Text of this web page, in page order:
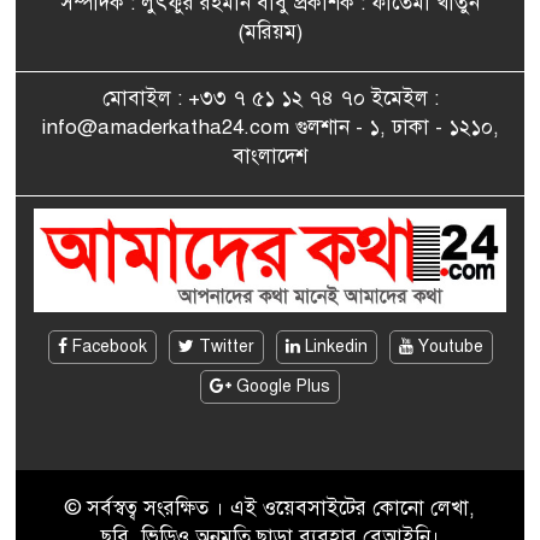
সাংবাদিকতায় কৃতিত্বের পুরস্কার
এমপি মমতাজ আলোকে
জেলা প্রবাসী এসোসিয়েশন’
বেদে সম্প্রদায় নিয়ে প্যারিসে
তথ্য-চলচ্চিত্র “ভাসমান জীবন”
(মরিয়ম)
মোবাইল : +৩৩ ৭ ৫১ ১২ ৭৪ ৭০ ইমেইল :
info@amaderkatha24.com গুলশান - ১, ঢাকা - ১২১০,
বাংলাদেশ
Facebook Twitter Linkedin
Youtube
Google Plus
© সর্বস্বত্ব সংরক্ষিত । এই ওয়েবসাইটের কোনো লেখা,